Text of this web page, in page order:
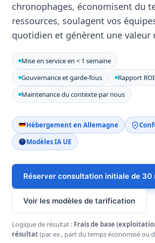
chronophages, économisent du
ressources, soulagent vos
quotidien et génèrent une valeur
Mise en service en < 1 semaine
Gouvernance et garde-fous
Rapport
Maintenance du contexte par nous
Hébergement en Allemagne
Modèles IA UE
Réserver consultation initiale de
Voir les modèles de tarification
Logique de résultat : Frais de base
résultat(par ex., part du temps économisé ou